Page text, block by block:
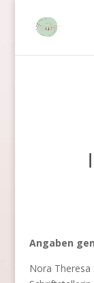
Angaben
Nora Theresa